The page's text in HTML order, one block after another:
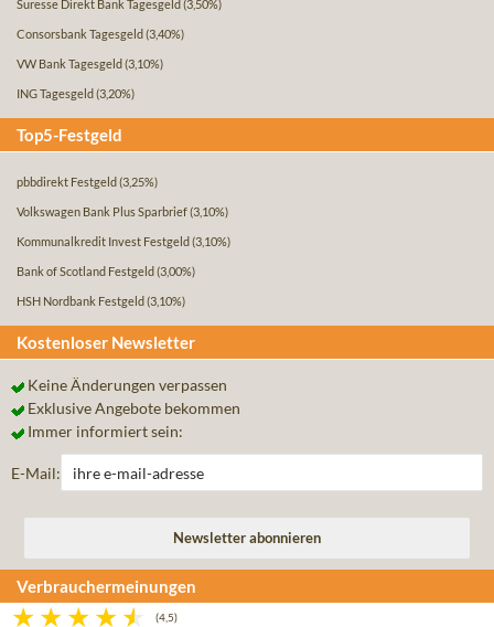
Suresse Direkt Bank Tagesgeld (3,50%)
Consorsbank Tagesgeld (3,40%)
VW Bank Tagesgeld (3,10%)
ING Tagesgeld (3,20%)
Top5-Festgeld
pbbdirekt Festgeld (3,25%)
Volkswagen Bank Plus Sparbrief(3,10%)
Kommunalkredit Invest Festgeld (3,10%)
Bank of Scotland Festgeld (3,00%)
HSH Nordbank Festgeld (3,10%)
Kostenloser Newsletter
Keine Änderungen verpassen
Exklusive Angebote bekommen
Immer informiert sein:
E-Mail:
Verbrauchermeinungen
(4,5)